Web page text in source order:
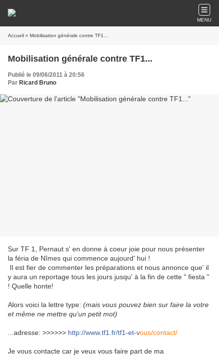
MENU
Accueil » Mobilisation générale contre TF1...
Mobilisation générale contre TF1...
Publié le 09/06/2011 à 20:56
Par Ricard Bruno
Sur TF 1, Pernaut s' en donne à coeur joie pour nous présenter
la féria de Nîmes qui commence aujourd' hui !
Il est fier de commenter les préparations et nous annonce que' il
y aura un reportage tous les jours jusqu' à la fin de cette " fiesta "
! Quelle honte!
Alors voici la lettre type: (mais vous pouvez bien sur faire la votre
et même ne mettre qu'un petit mot)
adresse: >>>>>> http://www.tf1.fr/tf1-et-vous/contact/
Je vous contacte car je veux vous faire part de ma